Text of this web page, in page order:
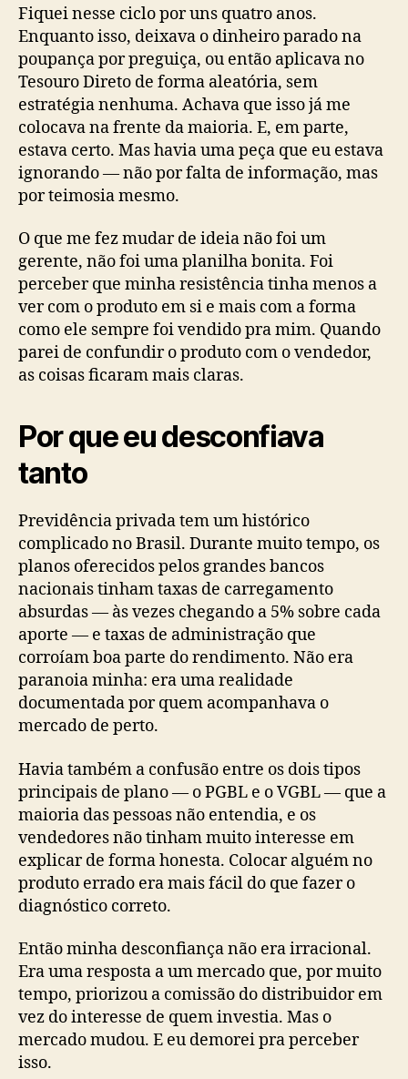
Fiquei nesse ciclo por uns quatro anos.
Enquanto isso, deixava o dinheiro parado na
poupança por preguiça, ou então aplicava no
Tesouro Direto de forma aleatória, sem
estratégia nenhuma. Achava que isso já me
colocava na frente da maioria. E, em parte,
estava certo. Mas havia uma peça que eu estava
ignorando — não por falta de informação, mas
por teimosia mesmo.
O que me fez mudar de ideia não foi um
gerente, não foi uma planilha bonita. Foi
perceber que minha resistência tinha menos a
ver com o produto em si e mais com a forma
como ele sempre foi vendido pra mim. Quando
parei de confundir o produto com o vendedor,
as coisas ficaram mais claras.
Por que eu desconfiava
tanto
Previdência privada tem um histórico
complicado no Brasil. Durante muito tempo, os
planos oferecidos pelos grandes bancos
nacionais tinham taxas de carregamento
absurdas — às vezes chegando a 5% sobre cada
aporte — e taxas de administração que
corroíam boa parte do rendimento. Não era
paranoia minha: era uma realidade
documentada por quem acompanhava o
mercado de perto.
Havia também a confusão entre os dois tipos
principais de plano — o PGBL e o VGBL — que a
maioria das pessoas não entendia, e os
vendedores não tinham muito interesse em
explicar de forma honesta. Colocar alguém no
produto errado era mais fácil do que fazer o
diagnóstico correto.
Então minha desconfiança não era irracional.
Era uma resposta a um mercado que, por muito
tempo, priorizou a comissão do distribuidor em
vez do interesse de quem investia. Mas o
mercado mudou. E eu demorei pra perceber
isso.